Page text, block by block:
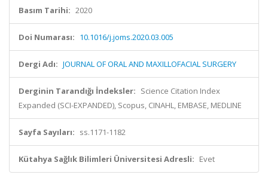
Basım Tarihi: 2020
Doi Numarası: 10.1016/j.joms.2020.03.005
Dergi Adı: JOURNAL OF ORAL AND MAXILLOFACIAL SURGERY
Derginin Tarandığı İndeksler: Science Citation Index
Expanded (SCI-EXPANDED), Scopus, CINAHL, EMBASE, MEDLINE
Sayfa Sayıları: ss.1171-1182
Kütahya Sağlık Bilimleri Üniversitesi Adresli: Evet